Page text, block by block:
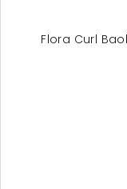
Flora Curl